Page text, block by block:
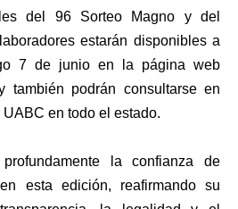
del 96 Sorteo Magno y del
estarán disponibles a
7 de junio en la página web
también podrán consultarse en
en todo el estado.
la confianza de
esta edición, reafirmando su